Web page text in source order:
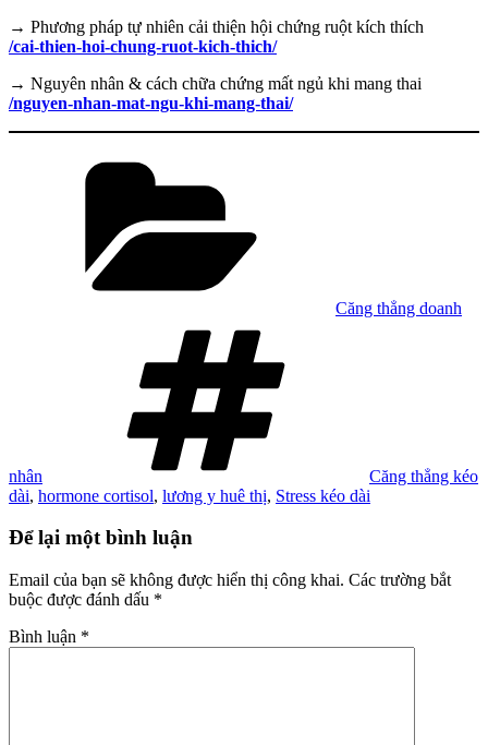
→ Phương pháp tự nhiên cải thiện hội chứng ruột kích thích
/cai-thien-hoi-chung-ruot-kich-thich/
→ Nguyên nhân & cách chữa chứng mất ngủ khi mang thai
/nguyen-nhan-mat-ngu-khi-mang-thai/
Căng thẳng doanh
nhân
Căng thẳng kéo
dài, hormone cortisol, lương y huê thị, Stress kéo dài
Để lại một bình luận
Email của bạn sẽ không được hiển thị công khai. Các trường bắt
buộc được đánh dấu *
Bình luận *